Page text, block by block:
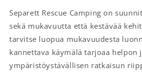
Separett Rescue Camping on
sekä mukavuutta että kestävää
tarvitse luopua mukavuudesta
kannettava käymälä tarjoaa helpon
ympäristöystävällisen ratkaisun